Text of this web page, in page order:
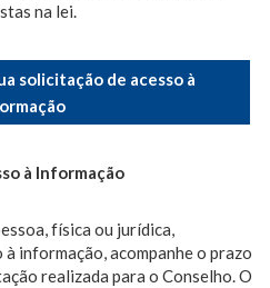
na lei.
solicitação de acesso à
à Informação
física ou jurídica,
à informação, acompanhe o prazo
realizada para o Conselho. O